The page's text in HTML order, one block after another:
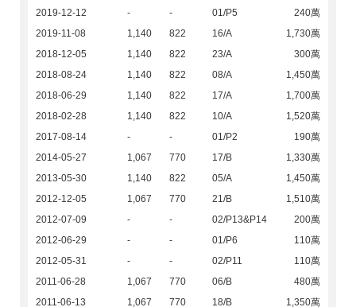
2019-12-12
- - 01/P5
240萬
2019-11-08
1,140 822 16/A
1,730萬
2018-12-05
1,140 822 23/A
300萬
2018-08-24
1,140 822 08/A
1,450萬
2018-06-29
1,140 822 17/A
1,700萬
2018-02-28
1,140 822 10/A
1,520萬
2017-08-14
- - 01/P2
190萬
2014-05-27
1,067 770 17/B
1,330萬
2013-05-30
1,140 822 05/A
1,450萬
2012-12-05
1,067 770 21/B
1,510萬
2012-07-09
- - 02/P13&P14
200萬
2012-06-29
- - 01/P6
110萬
2012-05-31
- - 02/P11
110萬
2011-06-28
1,067 770 06/B
480萬
2011-06-13
1,067 770 18/B 1,350萬